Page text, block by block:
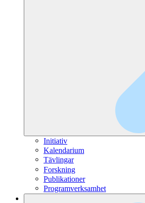
Initiativ
Kalendarium
Tävlingar
Forskning
Publikationer
Programverksamhet